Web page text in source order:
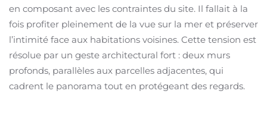
en composant avec les contraintes du site. Il fallait à la
fois profiter pleinement de la vue sur la mer et préserver
l’intimité face aux habitations voisines. Cette tension est
résolue par un geste architectural fort : deux murs
profonds, parallèles aux parcelles adjacentes, qui
cadrent le panorama tout en protégeant des regards.